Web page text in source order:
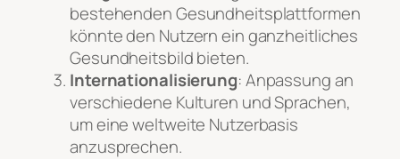
bestehenden Gesundheitsplattformen
könnte den Nutzern ein ganzheitliches
Gesundheitsbild bieten.
Internationalisierung: Anpassung an
verschiedene Kulturen und Sprachen,
um eine weltweite Nutzerbasis
anzusprechen.